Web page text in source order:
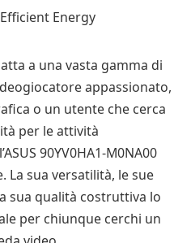
Energy
a una vasta gamma di
appassionato,
o un utente che cerca
per le attività
90YV0HA1-M0NA00
La sua versatilità, le sue
sua qualità costruttiva lo
per chiunque cerchi un